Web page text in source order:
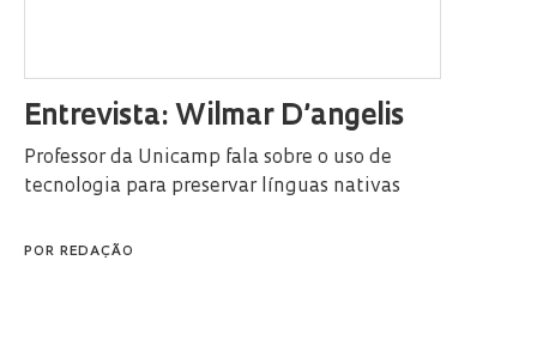
Entrevista: Wilmar D’angelis
Professor da Unicamp fala sobre o uso de
tecnologia para preservar línguas nativas
POR REDAÇÃO